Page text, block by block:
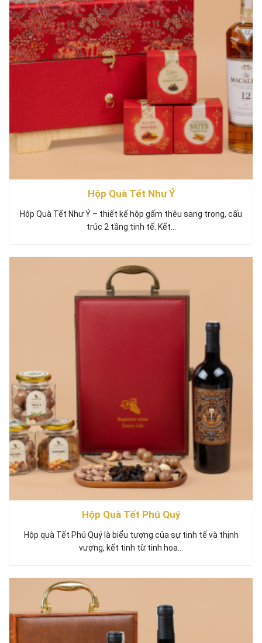
Hộp Quà Tết Như Ý
Hộp Quà Tết Như Ý – thiết kế hộp gấm thêu sang trọng, cấu
trúc 2 tầng tinh tế. Kết…
Hộp Quà Tết Phú Quý
Hộp quà Tết Phú Quý là biểu tượng của sự tinh tế và thịnh
vượng, kết tinh từ tinh hoa…